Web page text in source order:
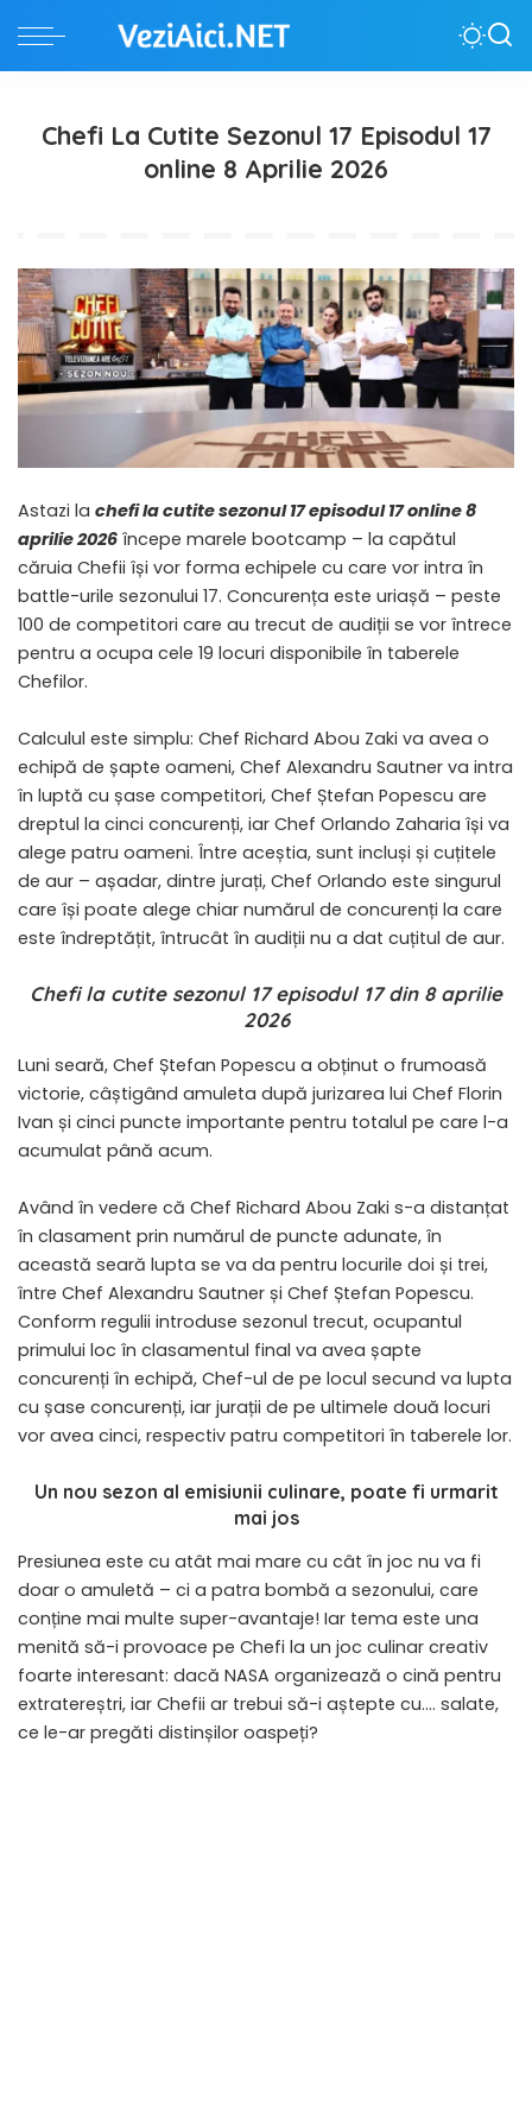
Chefi La Cutite Sezonul 17 Episodul 17
online 8 Aprilie 2026
Astazi la chefi la cutite sezonul 17 episodul 17 online 8
aprilie 2026 începe marele bootcamp – la capătul
căruia Chefii își vor forma echipele cu care vor intra în
battle-urile sezonului 17. Concurența este uriașă – peste
100 de competitori care au trecut de audiții se vor întrece
pentru a ocupa cele 19 locuri disponibile în taberele
Chefilor.
Calculul este simplu: Chef Richard Abou Zaki va avea o
echipă de șapte oameni, Chef Alexandru Sautner va intra
în luptă cu șase competitori, Chef Ștefan Popescu are
dreptul la cinci concurenți, iar Chef Orlando Zaharia își va
alege patru oameni. Între aceștia, sunt incluși și cuțitele
de aur – așadar, dintre jurați, Chef Orlando este singurul
care își poate alege chiar numărul de concurenți la care
este îndreptățit, întrucât în audiții nu a dat cuțitul de aur.
Chefi la cutite sezonul 17 episodul 17 din 8 aprilie
2026
Luni seară, Chef Ștefan Popescu a obținut o frumoasă
victorie, câștigând amuleta după jurizarea lui Chef Florin
Ivan și cinci puncte importante pentru totalul pe care l-a
acumulat până acum.
Având în vedere că Chef Richard Abou Zaki s-a distanțat
în clasament prin numărul de puncte adunate, în
această seară lupta se va da pentru locurile doi și trei,
între Chef Alexandru Sautner și Chef Ștefan Popescu.
Conform regulii introduse sezonul trecut, ocupantul
primului loc în clasamentul final va avea șapte
concurenți în echipă, Chef-ul de pe locul secund va lupta
cu șase concurenți, iar jurații de pe ultimele două locuri
vor avea cinci, respectiv patru competitori în taberele lor.
Un nou sezon al emisiunii culinare, poate fi urmarit
mai jos
Presiunea este cu atât mai mare cu cât în joc nu va fi
doar o amuletă – ci a patra bombă a sezonului, care
conține mai multe super-avantaje! Iar tema este una
menită să-i provoace pe Chefi la un joc culinar creativ
foarte interesant: dacă NASA organizează o cină pentru
extratereștri, iar Chefii ar trebui să-i aștepte cu…. salate,
ce le-ar pregăti distinșilor oaspeți?